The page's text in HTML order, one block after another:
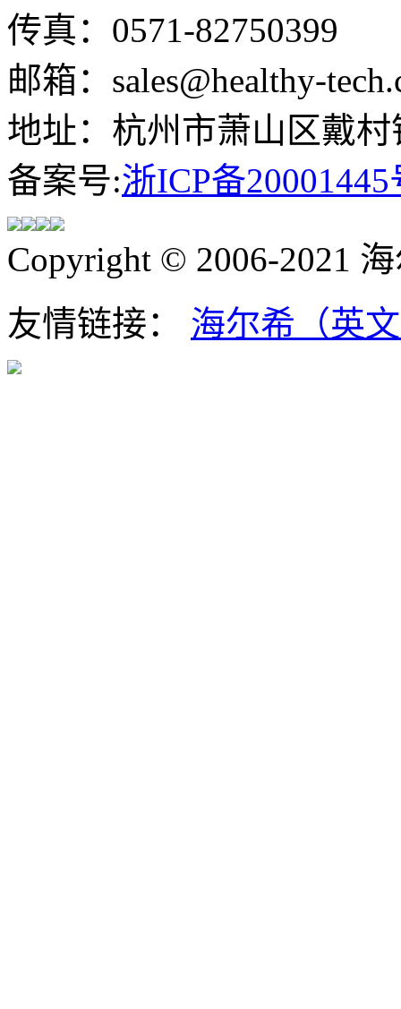
传真：0571-82750399
邮箱：sales@healthy-
地址：杭州市萧山区戴
备案号:浙ICP备20001445
Copyright © 2006-2021
友情链接： 海尔希（英